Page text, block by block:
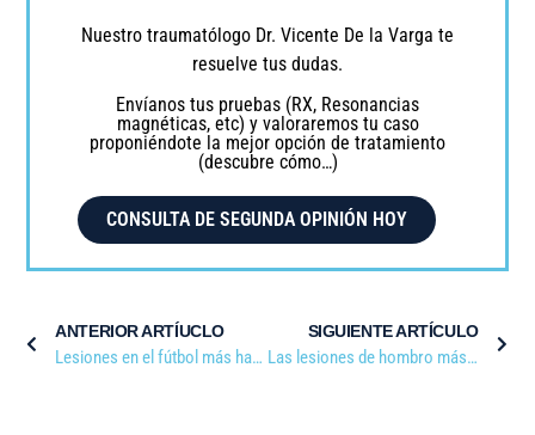
Nuestro traumatólogo Dr. Vicente De la Varga te
resuelve tus dudas.
Envíanos tus pruebas (RX, Resonancias
magnéticas, etc) y valoraremos tu caso
proponiéndote la mejor opción de tratamiento
(descubre cómo…)
CONSULTA DE SEGUNDA OPINIÓN HOY
ANTERIOR ARTÍUCLO
Lesiones en el fútbol más habituales
SIGUIENTE ARTÍCULO
Las lesiones de hombro más comunes